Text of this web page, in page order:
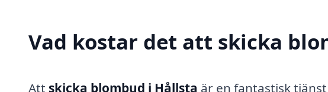
Vad kostar det att skicka
Att skicka blombud i Hållsta är en fantastisk